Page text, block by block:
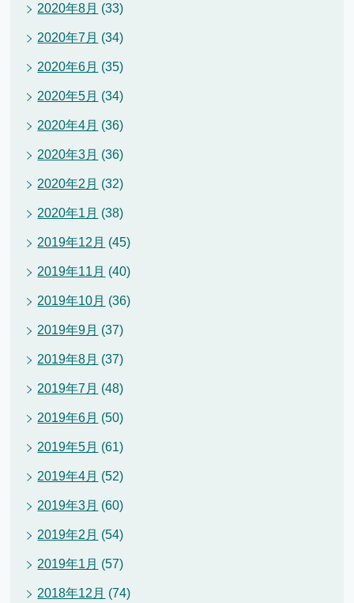
2020年8月 (33)
2020年7月 (34)
2020年6月 (35)
2020年5月 (34)
2020年4月 (36)
2020年3月 (36)
2020年2月 (32)
2020年1月 (38)
2019年12月 (45)
2019年11月 (40)
2019年10月 (36)
2019年9月 (37)
2019年8月 (37)
2019年7月 (48)
2019年6月 (50)
2019年5月 (61)
2019年4月 (52)
2019年3月 (60)
2019年2月 (54)
2019年1月 (57)
2018年12月 (74)